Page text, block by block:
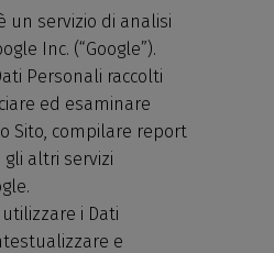
un servizio di analisi
Inc. (“Google”).
Personali raccolti
ed esaminare
Sito, compilare report
altri servizi
i Dati
e